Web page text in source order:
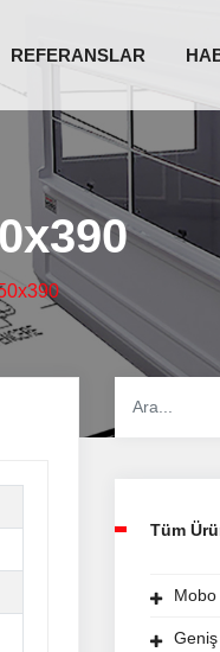
REFERANSLAR
Tüm
Mobo